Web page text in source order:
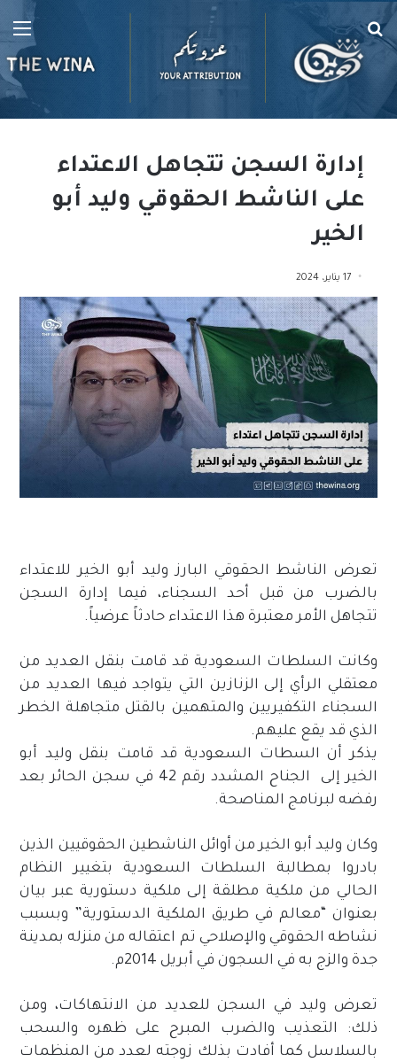
بحث
عن
إدارة السجن تتجاهل الاعتداء
على الناشط الحقوقي وليد أبو
الخير
17 يناير، 2024
تعرض الناشط الحقوقي البارز وليد أبو الخير للاعتداء
بالضرب من قبل أحد السجناء، فيما إدارة السجن
تتجاهل الأمر معتبرة هذا الاعتداء حادثاً عرضياً.
وكانت السلطات السعودية قد قامت بنقل العديد من
معتقلي الرأي إلى الزنازين التي يتواجد فيها العديد من
السجناء التكفيريين والمتهمين بالقتل متجاهلة الخطر
الذي قد يقع عليهم.
يذكر أن السطات السعودية قد قامت بنقل وليد أبو
الخير إلى الجناح المشدد رقم 42 في سجن الحائر بعد
رفضه لبرنامج المناصحة.
وكان وليد أبو الخير من أوائل الناشطين الحقوقيين الذين
بادروا بمطالبة السلطات السعودية بتغيير النظام
الحالي من ملكية مطلقة إلى ملكية دستورية عبر بيان
بعنوان “معالم في طريق الملكية الدستورية” وبسبب
نشاطه الحقوقي والإصلاحي تم اعتقاله من منزله بمدينة
جدة والزج به في السجون في أبريل 2014م.
تعرض وليد في السجن للعديد من الانتهاكات، ومن
ذلك: التعذيب والضرب المبرح على ظهره والسحب
بالسلاسل كما أفادت بذلك زوجته لعدد من المنظمات